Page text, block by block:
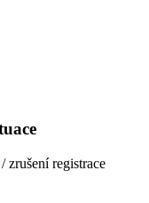
zrušení registrace